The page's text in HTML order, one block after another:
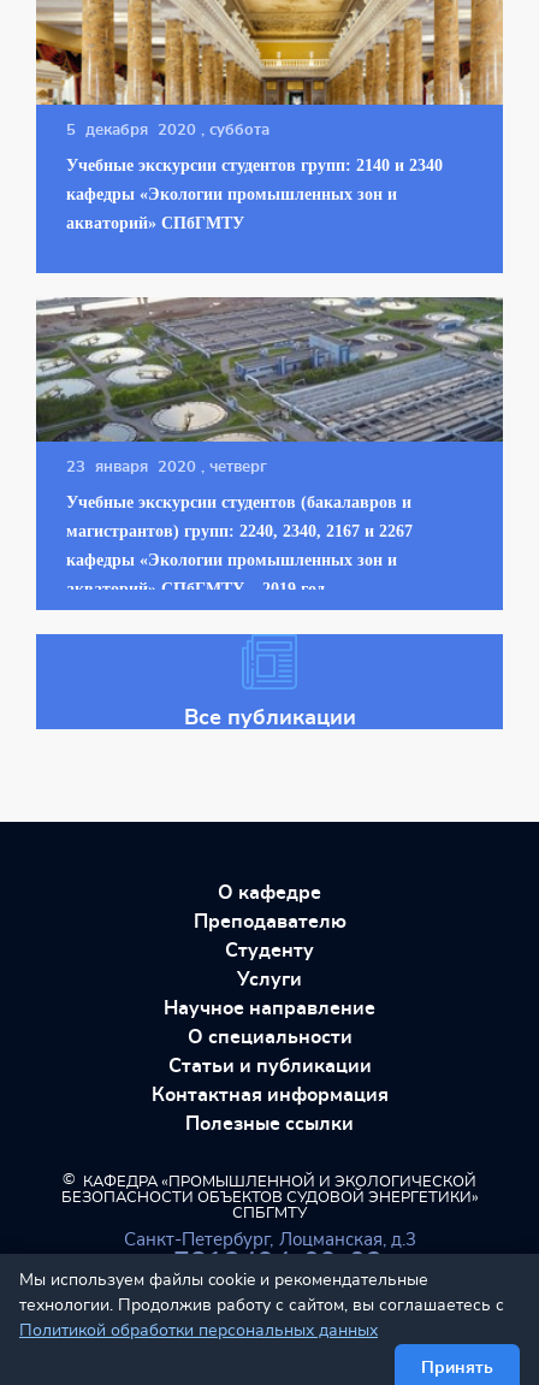
Мы используем файлы cookie и рекомендательные
технологии. Продолжив работу с сайтом, вы соглашаетесь с
Политикой обработки персональных данных
Принять
5 декабря 2020 , суббота
Учебные экскурсии студентов групп: 2140 и 2340
кафедры «Экологии промышленных зон и
акваторий» СПбГМТУ
23 января 2020 , четверг
Учебные экскурсии студентов (бакалавров и
магистрантов) групп: 2240, 2340, 2167 и 2267
кафедры «Экологии промышленных зон и
акваторий» СПбГМТУ – 2019 год
Все публикации
О кафедре
Преподавателю
Студенту
Услуги
Научное направление
О специальности
Статьи и публикации
Контактная информация
Полезные ссылки
©
КАФЕДРА «ПРОМЫШЛЕННОЙ И ЭКОЛОГИЧЕСКОЙ
БЕЗОПАСНОСТИ ОБЪЕКТОВ СУДОВОЙ ЭНЕРГЕТИКИ»
СПБГМТУ
Санкт-Петербург, Лоцманская, д.3
+7812494-09-03